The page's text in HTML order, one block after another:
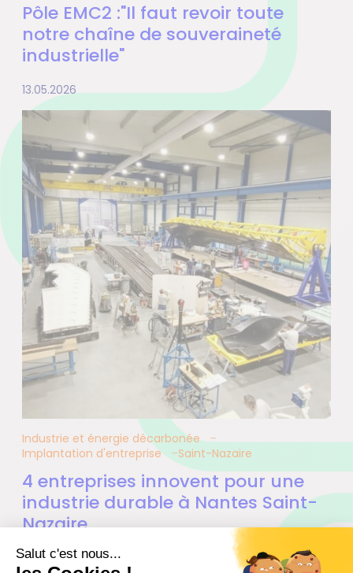
Pôle EMC2 :"Il faut revoir toute
notre chaîne de souveraineté
industrielle"
13.05.2026
Industrie et énergie décarbonée
Implantation d'entreprise
Saint-Nazaire
4 entreprises innovent pour une
industrie durable à Nantes Saint-
Nazaire
13.05.2026